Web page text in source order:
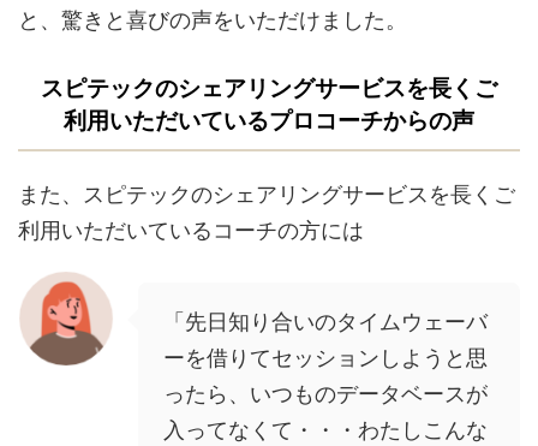
と、驚きと喜びの声をいただけました。
スピテックのシェアリングサービスを長くご
利用いただいているプロコーチからの声
また、スピテックのシェアリングサービスを長くご
利用いただいているコーチの方には
「先日知り合いのタイムウェーバ
ーを借りてセッションしようと思
ったら、いつものデータベースが
入ってなくて・・・わたしこんな